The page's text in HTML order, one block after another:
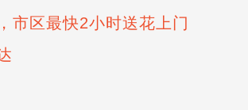
市区最快2小时送花上门